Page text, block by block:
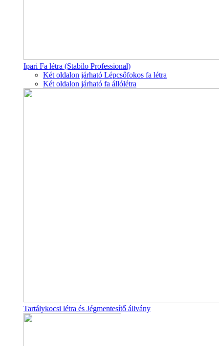
Ipari Fa létra (Stabilo Professional)
Két oldalon járható Lépcsőfokos fa létra
Két oldalon járható fa állólétra
Tartálykocsi létra és Jégmentesítő állvány